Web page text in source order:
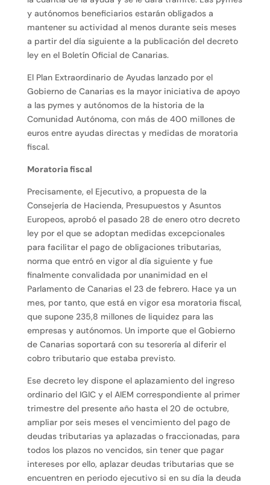
y autónomos beneficiarios estarán obligados a
mantener su actividad al menos durante seis meses
a partir del día siguiente a la publicación del decreto
ley en el Boletín Oficial de Canarias.
El Plan Extraordinario de Ayudas lanzado por el
Gobierno de Canarias es la mayor iniciativa de apoyo
a las pymes y autónomos de la historia de la
Comunidad Autónoma, con más de 400 millones de
euros entre ayudas directas y medidas de moratoria
fiscal.
Moratoria fiscal
Precisamente, el Ejecutivo, a propuesta de la
Consejería de Hacienda, Presupuestos y Asuntos
Europeos, aprobó el pasado 28 de enero otro decreto
ley por el que se adoptan medidas excepcionales
para facilitar el pago de obligaciones tributarias,
norma que entró en vigor al día siguiente y fue
finalmente convalidada por unanimidad en el
Parlamento de Canarias el 23 de febrero. Hace ya un
mes, por tanto, que está en vigor esa moratoria fiscal,
que supone 235,8 millones de liquidez para las
empresas y autónomos. Un importe que el Gobierno
de Canarias soportará con su tesorería al diferir el
cobro tributario que estaba previsto.
Ese decreto ley dispone el aplazamiento del ingreso
ordinario del IGIC y el AIEM correspondiente al primer
trimestre del presente año hasta el 20 de octubre,
ampliar por seis meses el vencimiento del pago de
deudas tributarias ya aplazadas o fraccionadas, para
todos los plazos no vencidos, sin tener que pagar
intereses por ello, aplazar deudas tributarias que se
encuentren en periodo ejecutivo si en su día la deuda